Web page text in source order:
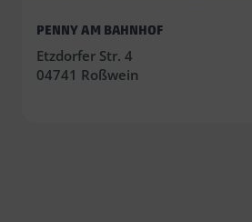
PENNY AM BAHNHOF
Etzdorfer Str. 4
04741 Roßwein